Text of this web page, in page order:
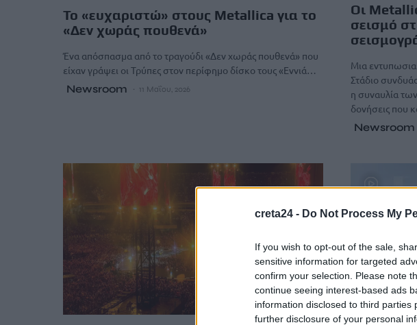
creta24 - Do Not Process My
If you wish to opt-out of the sale,
sensitive information for targeted
confirm your selection. Please note
continue seeing interest-based ads
information disclosed to third
further disclosure of your personal
Το «ευχαριστώ» στους Metallica για το
«Δεν χωράς πουθενά»
Ένα απόσπασμα από το τραγούδι «Δεν χωράς πουθενά» που
είχαν γράψει οι Τρύπες στον περίφημο δίσκο τους «Εννιά…
Newsroom 11 Μαΐου, 2026
Οι
σεισμό
Μια
Στάδιο
η συναυλία
δονήσεις που
Newsroom